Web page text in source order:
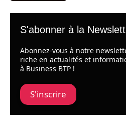
S'abonner à la
Abonnez-vous à notre
riche en actualités et
à Business BTP !
S'inscrire